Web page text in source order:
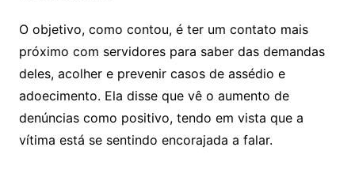
O objetivo, como contou, é ter um contato mais
próximo com servidores para saber das demandas
deles, acolher e prevenir casos de assédio e
adoecimento. Ela disse que vê o aumento de
denúncias como positivo, tendo em vista que a
vítima está se sentindo encorajada a falar.